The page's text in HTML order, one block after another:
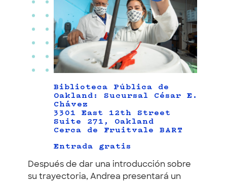
Biblioteca Pública de
Oakland: Sucursal César E.
Chávez
3301 East 12th Street
Suite 271, Oakland
Cerca de Fruitvale BART
Entrada gratis
Después de dar una introducción sobre
su trayectoria, Andrea presentará un